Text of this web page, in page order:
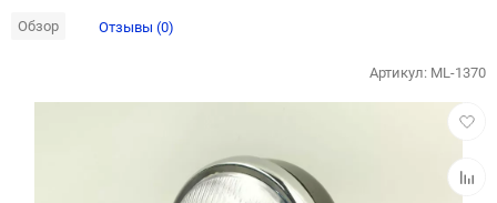
Обзор Отзывы (0)
в
к
Артикул: ML-1370